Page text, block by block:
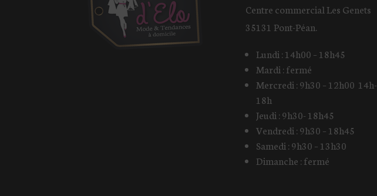
Centre commercial Les Genets
35131 Pont-Péan.
Lundi : 14h00 – 18h45
Mardi : fermé
Mercredi : 9h30 – 12h00 14h-
18h
Jeudi : 9h30- 18h45
Vendredi : 9h30 – 18h45
Samedi : 9h30 – 13h30
Dimanche : fermé